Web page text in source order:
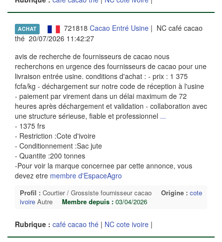
ACHAT 721818 Cacao Entré Usine| NC café cacao
thé 20/07/2026 11:42:27
avis de recherche de fournisseurs de cacao nous
recherchons en urgence des fournisseurs de cacao pour une
livraison entrée usine. conditions d'achat : - prix : 1 375
fcfa/kg - déchargement sur notre code de réception à l'usine
- paiement par virement dans un délai maximum de 72
heures après déchargement et validation - collaboration avec
une structure sérieuse, fiable et professionnel ...
- 1375 frs
- Restriction :Cote d'ivoire
- Conditionnement :Sac jute
- Quantite :200 tonnes
-Pour voir la marque concernee par cette annonce, vous
devez etre membre d'EspaceAgro
Profil : Courtier / Grossiste fournisseur cacao Origine : cote
ivoire Autre Membre depuis : 03/04/2026
Rubrique : café cacao thé | NC cote ivoire |